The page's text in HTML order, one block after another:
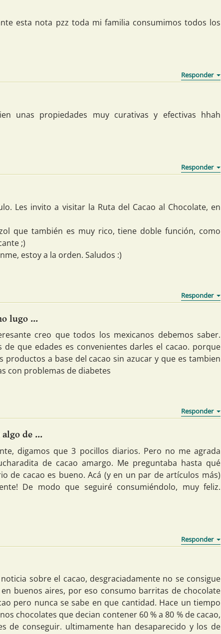
esta nota pzz toda mi familia consumimos todos los
unas propiedades muy curativas y efectivas hhah
Les invito a visitar la Ruta del Cacao al Chocolate, en
que también es muy rico, tiene doble función, como
;)
estoy a la orden. Saludos :)
lugo ...
creo que todos los mexicanos debemos saber.
que edades es convenientes darles el cacao. porque
productos a base del cacao sin azucar y que es tambien
con problemas de diabetes
de ...
digamos que 3 pocillos diarios. Pero no me agrada
de cacao amargo. Me preguntaba hasta qué
de cacao es bueno. Acá (y en un par de artículos más)
De modo que seguiré consumiéndolo, muy feliz.
sobre el cacao, desgraciadamente no se consigue
buenos aires, por eso consumo barritas de chocolate
pero nunca se sabe en que cantidad. Hace un tiempo
chocolates que decian contener 60 % a 80 % de cacao,
de conseguir. ultimamente han desaparecido y los de